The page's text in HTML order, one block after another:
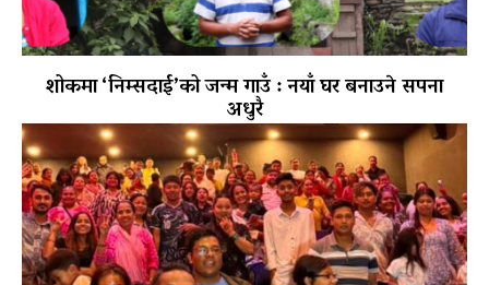
शोकमा ‘निम्सदाई’को जन्म गाउँ : नयाँ घर बनाउने सपना
अधुरै